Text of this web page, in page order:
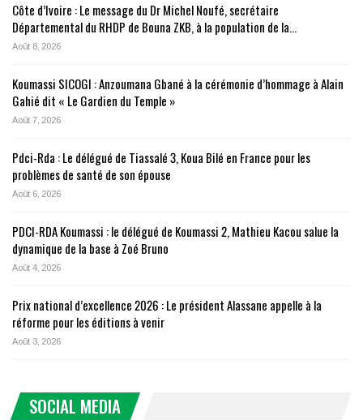
Côte d’Ivoire : Le message du Dr Michel Noufé, secrétaire
Départemental du RHDP de Bouna ZKB, à la population de la…
Août 8, 2026
Koumassi SICOGI : Anzoumana Gbané à la cérémonie d’hommage à Alain
Gahié dit « Le Gardien du Temple »
Août 7, 2026
Pdci-Rda : Le délégué de Tiassalé 3, Koua Bilé en France pour les
problèmes de santé de son épouse
Août 6, 2026
PDCI-RDA Koumassi : le délégué de Koumassi 2, Mathieu Kacou salue la
dynamique de la base à Zoé Bruno
Août 4, 2026
Prix national d’excellence 2026 : Le président Alassane appelle à la
réforme pour les éditions à venir
Août 3, 2026
SOCIAL MEDIA